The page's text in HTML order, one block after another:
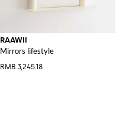
RAAWII
Mirrors lifestyle
RMB 3,245.18